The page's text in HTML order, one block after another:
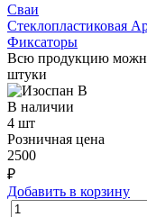
Сваи
Стеклопластиковая
Фиксаторы
Всю продукцию
штуки
В наличии
4 шт
Розничная цена
2500
₽
Добавить в корзину